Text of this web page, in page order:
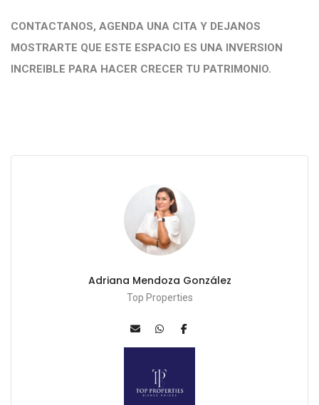
CONTACTANOS, AGENDA UNA CITA Y DEJANOS
MOSTRARTE QUE ESTE ESPACIO ES UNA INVERSION
INCREIBLE PARA HACER CRECER TU PATRIMONIO.
Adriana Mendoza González
Top Properties